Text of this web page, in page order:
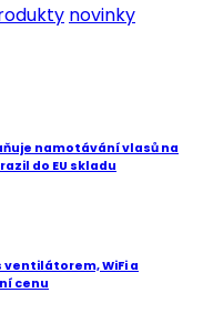
novinky
namotávání vlasů na
do EU skladu
WiFi a
cenu